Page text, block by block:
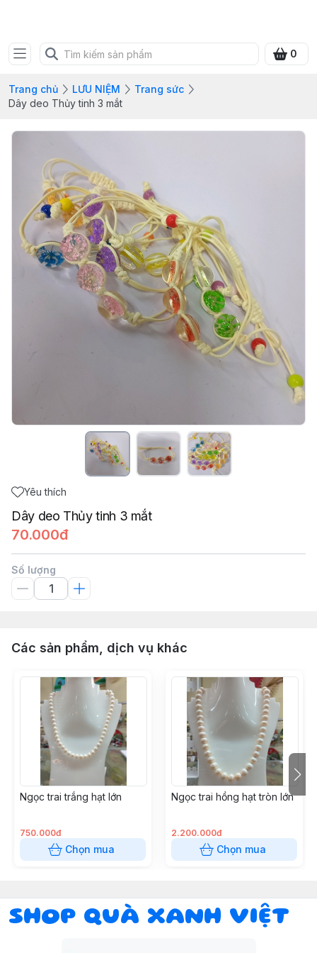
0
Trang chủ LƯU NIỆM
Trang sức
Dây deo Thủy tinh 3 mắt
Yêu thích
Dây deo Thủy tinh 3 mắt
70.000đ
Số lượng
Các sản phẩm, dịch vụ khác
Ngọc trai trắng hạt lớn
750.000đ
Chọn mua
Ngọc trai hồng hạt tròn lớn
2.200.000đ
Chọn mua
SHOP QUÀ XANH VIỆT